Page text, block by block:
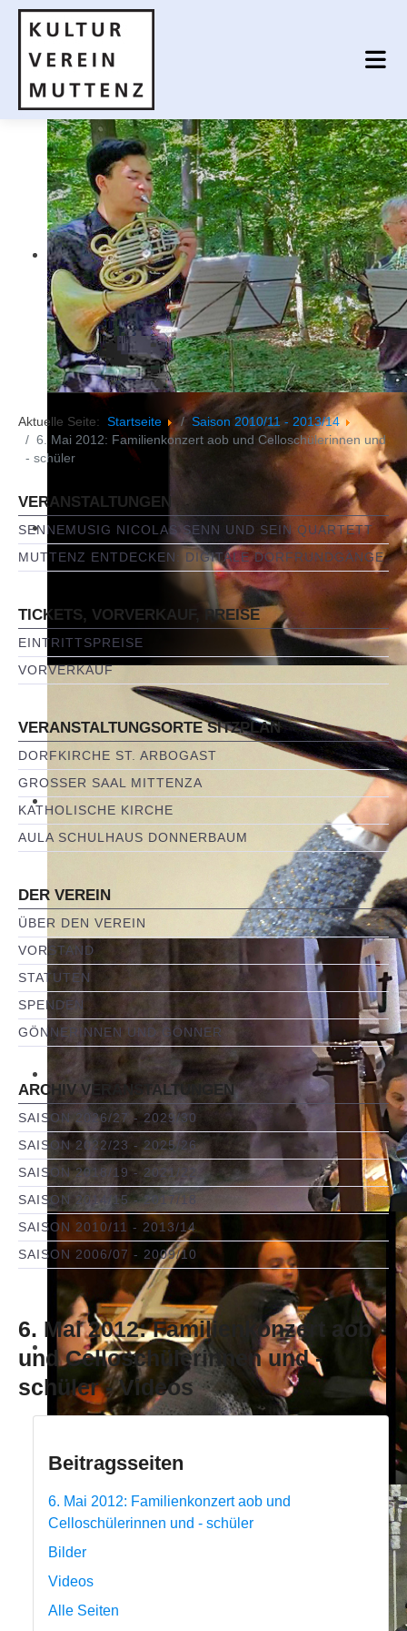
Aktuelle Seite: Startseite
Saison 2010/11 - 2013/14
6. Mai 2012: Familienkonzert aob und Celloschülerinnen und
- schüler
VERANSTALTUNGEN
SENNEMUSIG NICOLAS SENN UND SEIN QUARTETT
MUTTENZ ENTDECKEN: DIGITALE DORFRUNDGÄNGE
TICKETS, VORVERKAUF, PREISE
EINTRITTSPREISE
VORVERKAUF
VERANSTALTUNGSORTE SITZPLAN
DORFKIRCHE ST. ARBOGAST
GROSSER SAAL MITTENZA
KATHOLISCHE KIRCHE
AULA SCHULHAUS DONNERBAUM
DER VEREIN
ÜBER DEN VEREIN
VORSTAND
STATUTEN
SPENDEN
GÖNNERINNEN UND GÖNNER
ARCHIV VERANSTALTUNGEN
SAISON 2026/27 - 2029/30
SAISON 2022/23 - 2025/26
SAISON 2018/19 - 2021/22
SAISON 2014/15 - 2017/18
SAISON 2010/11 - 2013/14
SAISON 2006/07 - 2009/10
6. Mai 2012: Familienkonzert aob
und Celloschülerinnen und -
schüler - Videos
Beitragsseiten
6. Mai 2012: Familienkonzert aob und
Celloschülerinnen und - schüler
Bilder
Videos
Alle Seiten